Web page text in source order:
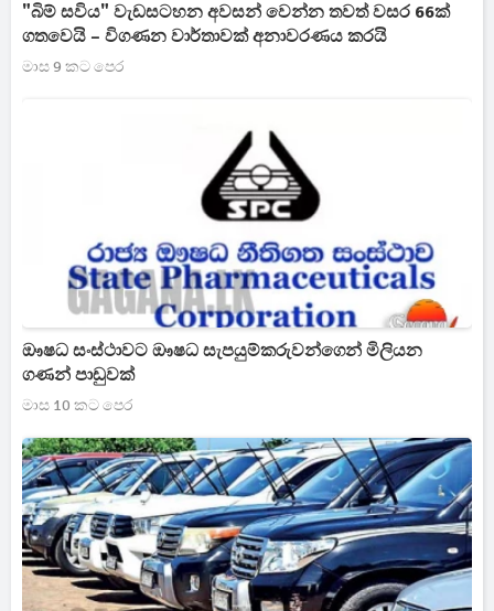
"බිම් සවිය" වැඩසටහන අවසන් වෙන්න තවත් වසර 66ක්
ගතවෙයි – විගණන වාර්තාවක් අනාවරණය කරයි
මාස 9 කට පෙර
ඖෂධ සංස්ථාවට ඖෂධ සැපයුම්කරුවන්ගෙන් මිලියන
ගණන් පාඩුවක්
මාස 10 කට පෙර